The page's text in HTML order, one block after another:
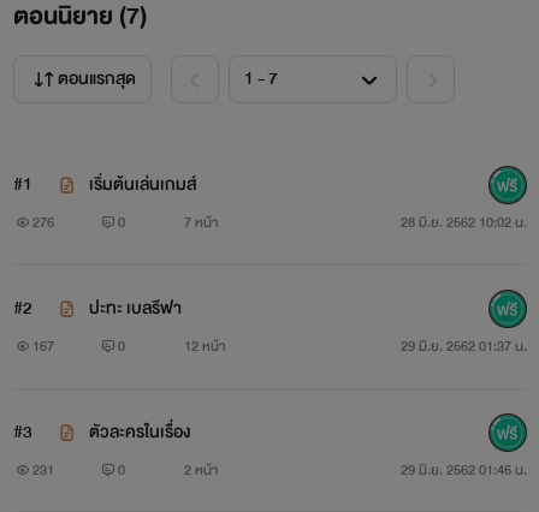
ตอนนิยาย (7)
ตอนแรกสุด
#1 เริ่มต้นเล่นเกมส์
276 0 7 หน้า 28 มิ.ย. 2562 10:02 น.
#2 ปะทะ เบลรีฟา
167 0 12 หน้า 29 มิ.ย. 2562 01:37 น.
#3 ตัวละครในเรื่อง
231 0 2 หน้า 29 มิ.ย. 2562 01:46 น.